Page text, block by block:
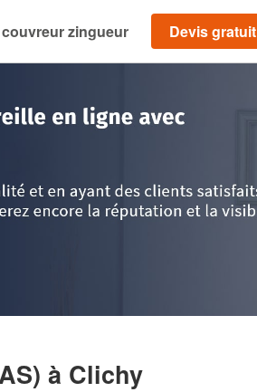
zingueur Devis gratuit
à Clichy